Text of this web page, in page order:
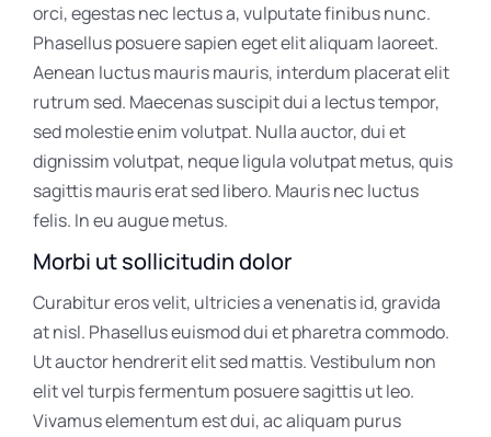
orci, egestas nec lectus a, vulputate finibus nunc.
Phasellus posuere sapien eget elit aliquam laoreet.
Aenean luctus mauris mauris, interdum placerat elit
rutrum sed. Maecenas suscipit dui a lectus tempor,
sed molestie enim volutpat. Nulla auctor, dui et
dignissim volutpat, neque ligula volutpat metus, quis
sagittis mauris erat sed libero. Mauris nec luctus
felis. In eu augue metus.
Morbi ut sollicitudin dolor
Curabitur eros velit, ultricies a venenatis id, gravida
at nisl. Phasellus euismod dui et pharetra commodo.
Ut auctor hendrerit elit sed mattis. Vestibulum non
elit vel turpis fermentum posuere sagittis ut leo.
Vivamus elementum est dui, ac aliquam purus